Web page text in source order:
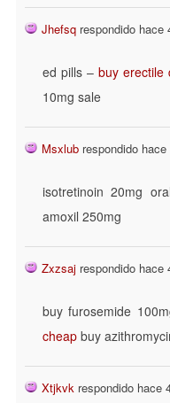
Jhefsq respondido hace
ed pills – buy erectile
10mg sale
Msxlub respondido
isotretinoin 20mg
amoxil 250mg
Zxzsaj respondido hace
buy furosemide
cheap buy
Xtjkvk respondido hace